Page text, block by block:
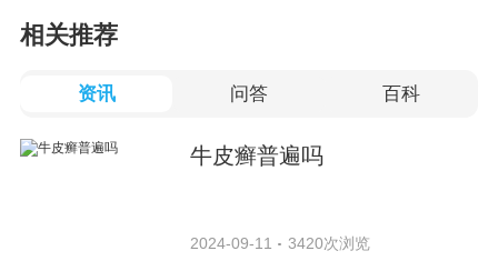
相关推荐
资讯 问答 百科
牛皮癣普遍吗
2024-09-11 3420次浏览